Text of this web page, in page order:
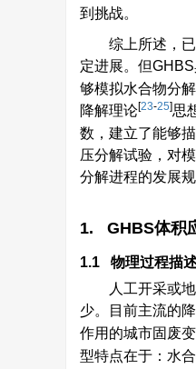
到挑战。
综上所述，
定进展。但
够模拟水合物分
降解理论[23-25]思
数，建立了能够
压分解试验，对
分解进程的发展
1. GHBS体积
1.1 物理过程描
人工开采或
少。目前主流的
作用的城市固废
型特点在于：水